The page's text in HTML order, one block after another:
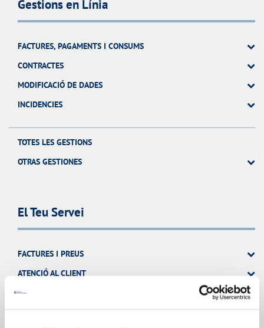
Gestions en Línia
FACTURES, PAGAMENTS I CONSUMS
CONTRACTES
MODIFICACIÓ DE DADES
INCIDENCIES
TOTES LES GESTIONS
OTRAS GESTIONES
El Teu Servei
FACTURES I PREUS
ATENCIÓ AL CLIENT
COMPROMÍS DE SERVEI